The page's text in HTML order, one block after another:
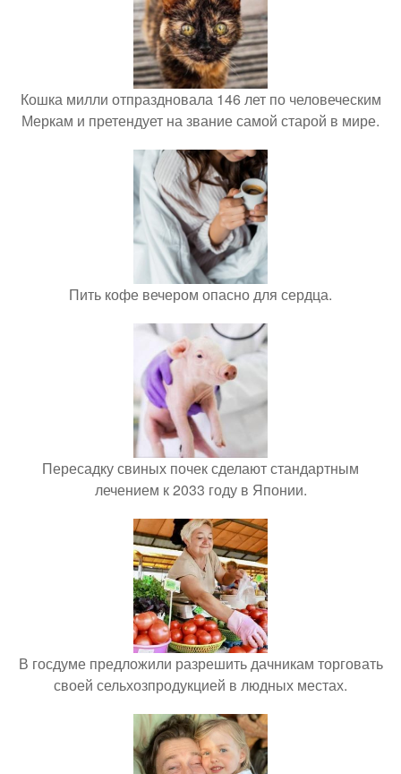
Кошка милли отпраздновала 146 лет по человеческим
Меркам и претендует на звание самой старой в мире.
Пить кофе вечером опасно для сердца.
Пересадку свиных почек сделают стандартным
лечением к 2033 году в Японии.
В госдуме предложили разрешить дачникам торговать
своей сельхозпродукцией в людных местах.